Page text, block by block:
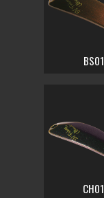
BS01
CH01